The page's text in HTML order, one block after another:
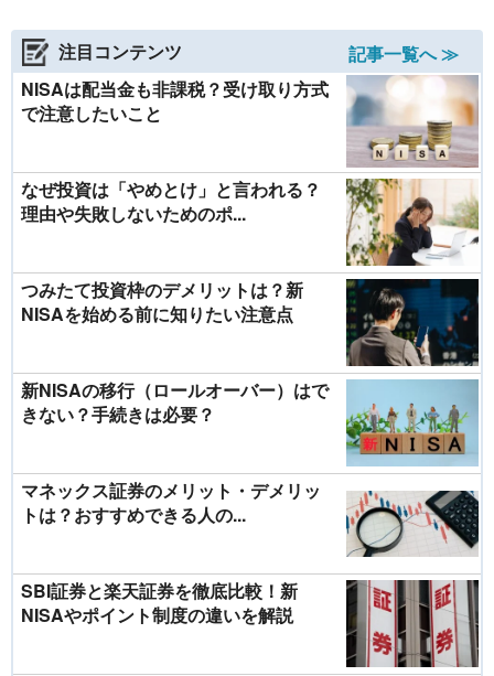
注目コンテンツ
記事一覧へ ≫
NISAは配当金も非課税？受け取り方式
で注意したいこと
なぜ投資は「やめとけ」と言われる？
理由や失敗しないためのポ...
つみたて投資枠のデメリットは？新
NISAを始める前に知りたい注意点
新NISAの移行（ロールオーバー）はで
きない？手続きは必要？
マネックス証券のメリット・デメリッ
トは？おすすめできる人の...
SBI証券と楽天証券を徹底比較！新
NISAやポイント制度の違いを解説